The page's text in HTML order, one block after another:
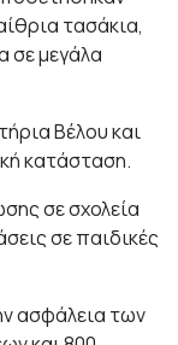
τασάκια,
σε μεγάλα
Βέλου και
κατάσταση.
σε σχολεία
σε παιδικές
ασφάλεια των